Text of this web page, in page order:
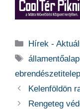
Kategória
Hírek -
Címkék
ebrendészetitelep
Kelenföldön
Rengeteg